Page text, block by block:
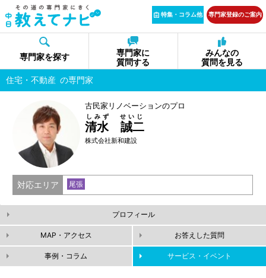
特集・コラム他 専門家登録のご案内
専門家を探す
専門家に
質問する
みんなの
質問を見る
住宅・不動産 の専門家
古民家リノベーションのプロ
清水 誠二
しみず せいじ
株式会社新和建設
対応エリア 尾張
プロフィール
MAP・アクセス お答えした質問
事例・コラム サービス・イベント